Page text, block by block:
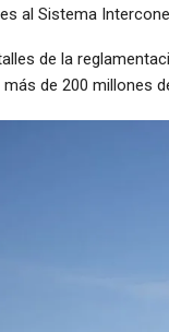
al Sistema
de la
de 200 millones